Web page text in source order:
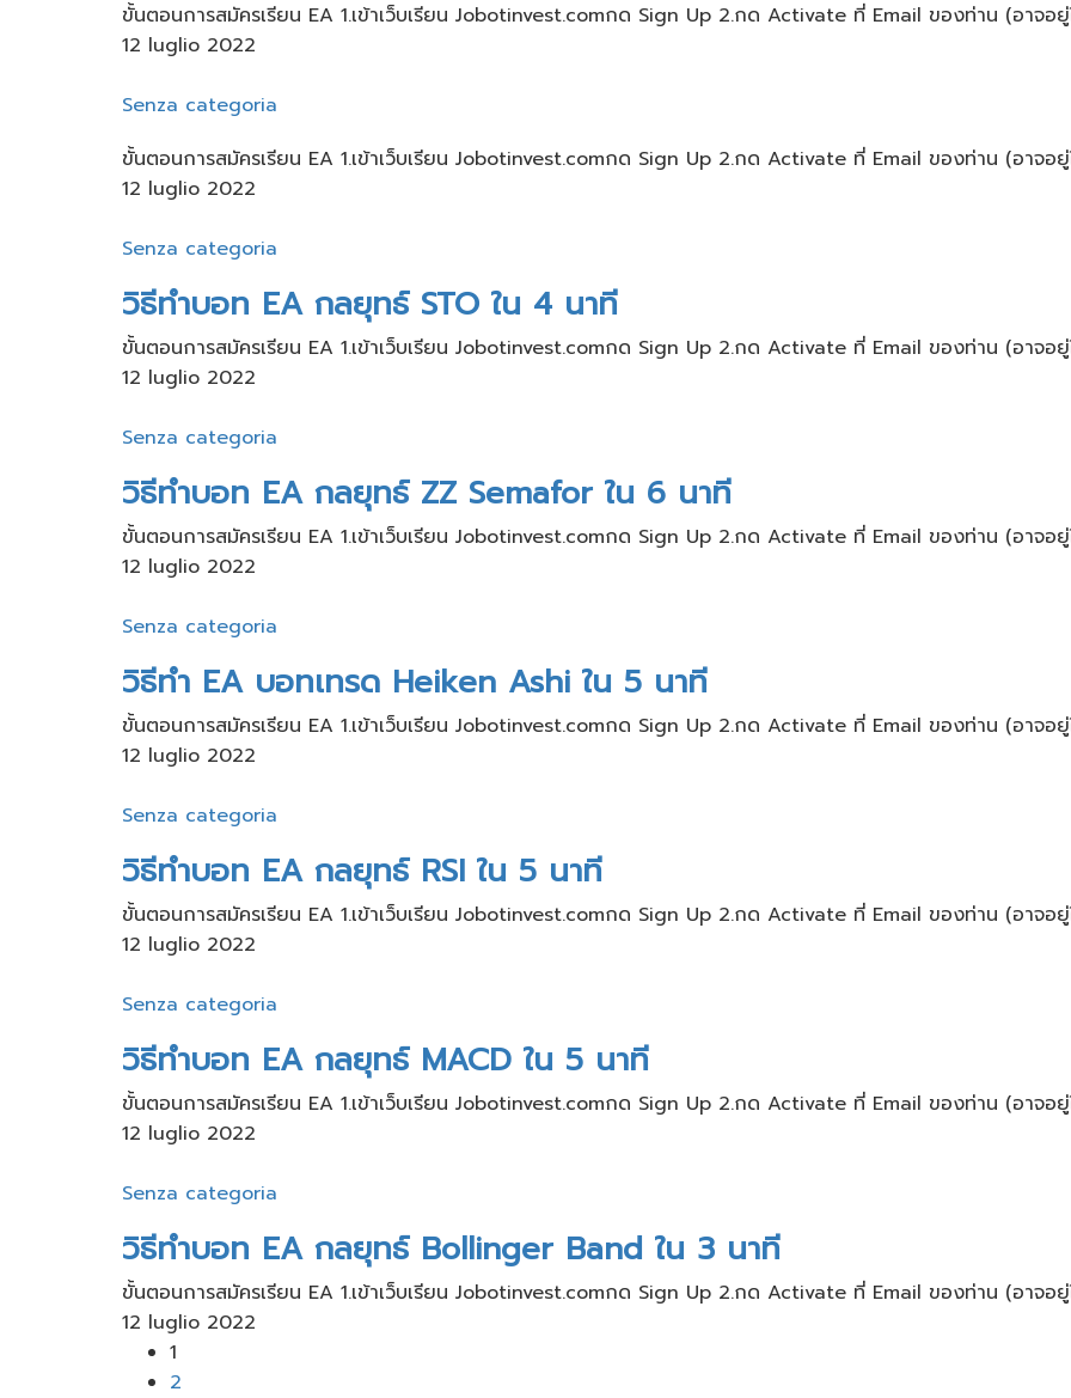
ขั้นตอนการสมัครเรียน​ EA 1.เข้าเว็บ​เรียน Jobotinvest.comกด Sign Up 2.กด Activate ที่ Email ของท่าน​ (อาจอยู่
12 luglio 2022
Senza categoria
ขั้นตอนการสมัครเรียน​ EA 1.เข้าเว็บ​เรียน Jobotinvest.comกด Sign Up 2.กด Activate ที่ Email ของท่าน​ (อาจอยู่
12 luglio 2022
Senza categoria
วิธีทำบอท EA กลยุทธ์ STO ใน 4 นาที
ขั้นตอนการสมัครเรียน​ EA 1.เข้าเว็บ​เรียน Jobotinvest.comกด Sign Up 2.กด Activate ที่ Email ของท่าน​ (อาจอยู่
12 luglio 2022
Senza categoria
วิธีทำบอท EA กลยุทธ์ ZZ Semafor ใน 6 นาที
ขั้นตอนการสมัครเรียน​ EA 1.เข้าเว็บ​เรียน Jobotinvest.comกด Sign Up 2.กด Activate ที่ Email ของท่าน​ (อาจอยู่
12 luglio 2022
Senza categoria
วิธีทำ EA บอทเทรด Heiken Ashi ใน 5 นาที
ขั้นตอนการสมัครเรียน​ EA 1.เข้าเว็บ​เรียน Jobotinvest.comกด Sign Up 2.กด Activate ที่ Email ของท่าน​ (อาจอยู่
12 luglio 2022
Senza categoria
วิธีทำบอท EA กลยุทธ์ RSI ใน 5 นาที
ขั้นตอนการสมัครเรียน​ EA 1.เข้าเว็บ​เรียน Jobotinvest.comกด Sign Up 2.กด Activate ที่ Email ของท่าน​ (อาจอยู่
12 luglio 2022
Senza categoria
วิธีทำบอท EA กลยุทธ์ MACD ใน 5 นาที
ขั้นตอนการสมัครเรียน​ EA 1.เข้าเว็บ​เรียน Jobotinvest.comกด Sign Up 2.กด Activate ที่ Email ของท่าน​ (อาจอยู่
12 luglio 2022
Senza categoria
วิธีทำบอท EA กลยุทธ์ Bollinger Band ใน 3 นาที
ขั้นตอนการสมัครเรียน​ EA 1.เข้าเว็บ​เรียน Jobotinvest.comกด Sign Up 2.กด Activate ที่ Email ของท่าน​ (อาจอยู่
12 luglio 2022
1
2